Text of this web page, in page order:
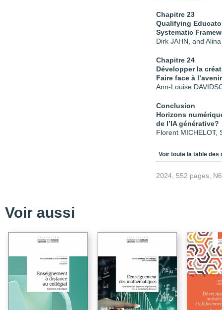
Chapitre 23
Qualifying
Systematic
Dirk JAHN, and
Chapitre 24
Développer la
Faire face à l’avenir
Ann-Louise
Conclusion
Horizons
de l’IA générative?
Florent MICHELOT,
Table des
Voir toute la table des
2024, 552 pages,
Voir aussi